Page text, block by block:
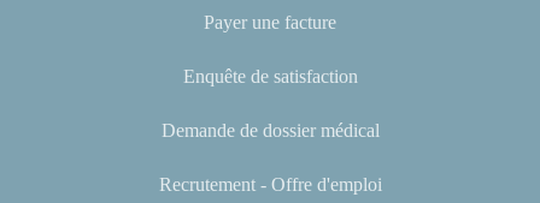
Payer une facture
Enquête de satisfaction
Demande de dossier médical
Recrutement - Offre d'emploi